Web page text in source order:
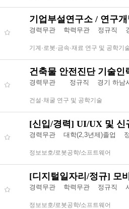
기업부설연구소 / 연구
경력무관 학력무관 정규직
기계·로봇·금속·재료 연구 및 공학기
건축물 안전진단 기술인
경력무관 정규직 경기 하남
건설·채굴 연구 및 공학기술
[신입/경력] UI/UX 및 신
경력무관 대학(2,3년제)졸업
정보보호/로봇공학/소프트웨어
[디지털일자리/정규] 모
경력무관 학력무관 정규직
정보보호/로봇공학/소프트웨어